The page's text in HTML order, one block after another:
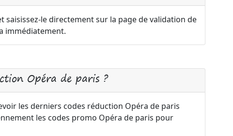
saisissez-le directement sur la page de validation de
immédiatement.
Opéra de paris ?
les derniers codes réduction Opéra de paris
les codes promo Opéra de paris pour